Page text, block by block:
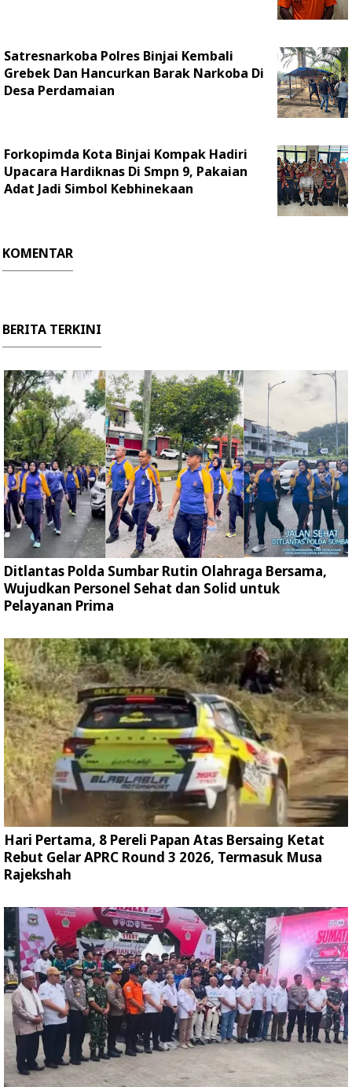
Satresnarkoba Polres Binjai Kembali
Grebek Dan Hancurkan Barak Narkoba Di
Desa Perdamaian
Forkopimda Kota Binjai Kompak Hadiri
Upacara Hardiknas Di Smpn 9, Pakaian
Adat Jadi Simbol Kebhinekaan
KOMENTAR
BERITA TERKINI
Ditlantas Polda Sumbar Rutin Olahraga Bersama,
Wujudkan Personel Sehat dan Solid untuk
Pelayanan Prima
Hari Pertama, 8 Pereli Papan Atas Bersaing Ketat
Rebut Gelar APRC Round 3 2026, Termasuk Musa
Rajekshah